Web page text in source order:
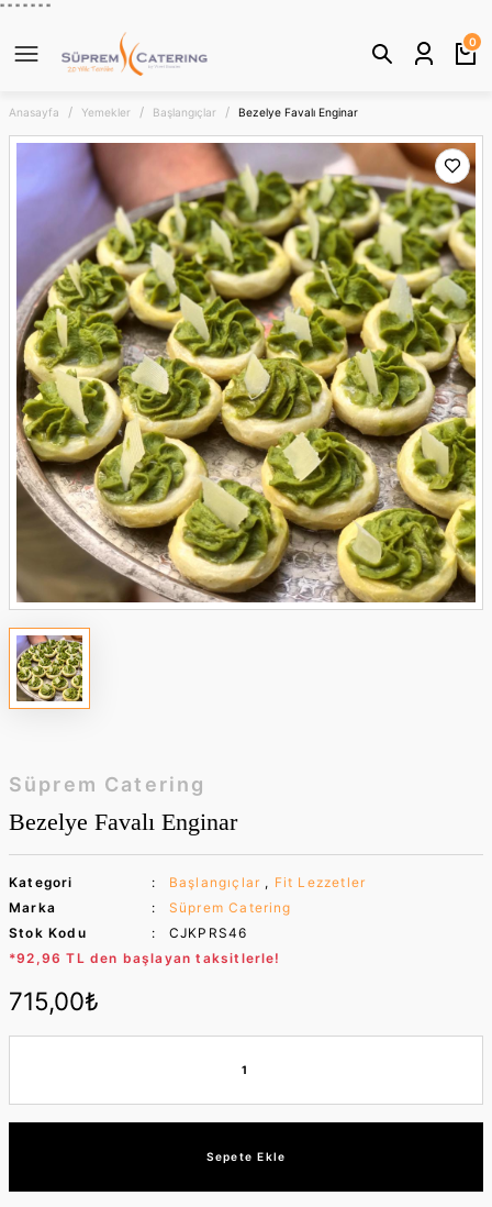
" " " " " " "
0
Anasayfa Yemekler Başlangıçlar Bezelye Favalı Enginar
Süprem Catering
Bezelye Favalı Enginar
Kategori Başlangıçlar , Fit Lezzetler
Marka
Süprem Catering
Stok Kodu
CJKPRS46
*92,96 TL den başlayan taksitlerle!
715,00₺
Sepete Ekle